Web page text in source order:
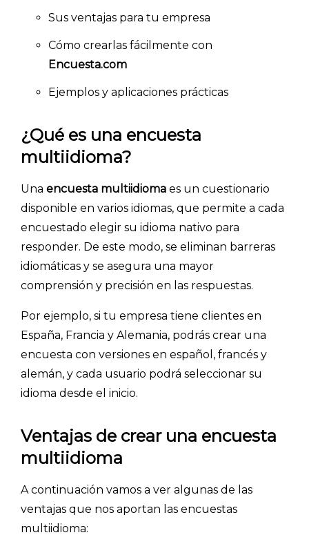
Sus ventajas para tu empresa
Cómo crearlas fácilmente con
Encuesta.com
Ejemplos y aplicaciones prácticas
¿Qué es una encuesta
multiidioma?
Una encuesta multiidioma es un cuestionario
disponible en varios idiomas, que permite a cada
encuestado elegir su idioma nativo para
responder. De este modo, se eliminan barreras
idiomáticas y se asegura una mayor
comprensión y precisión en las respuestas.
Por ejemplo, si tu empresa tiene clientes en
España, Francia y Alemania, podrás crear una
encuesta con versiones en español, francés y
alemán, y cada usuario podrá seleccionar su
idioma desde el inicio.
Ventajas de crear una encuesta
multiidioma
A continuación vamos a ver algunas de las
ventajas que nos aportan las encuestas
multiidioma: